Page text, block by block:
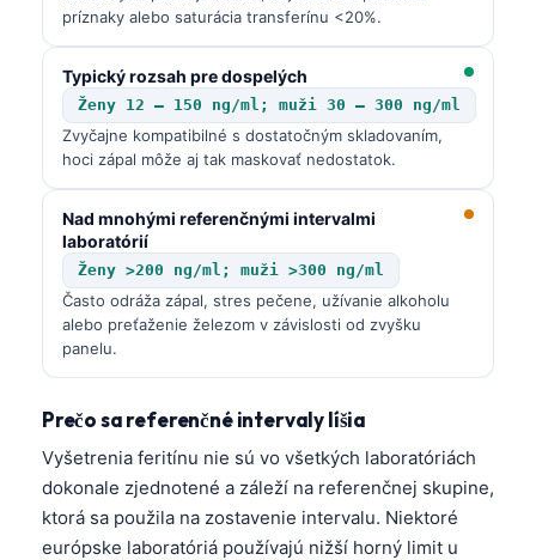
príznaky alebo saturácia transferínu <20%.
Typický rozsah pre dospelých
Ženy 12 – 150 ng/ml; muži 30 – 300 ng/ml
Zvyčajne kompatibilné s dostatočným skladovaním,
hoci zápal môže aj tak maskovať nedostatok.
Nad mnohými referenčnými intervalmi
laboratórií
Ženy >200 ng/ml; muži >300 ng/ml
Často odráža zápal, stres pečene, užívanie alkoholu
alebo preťaženie železom v závislosti od zvyšku
panelu.
Prečo sa referenčné intervaly líšia
Vyšetrenia feritínu nie sú vo všetkých laboratóriách
dokonale zjednotené a záleží na referenčnej skupine,
ktorá sa použila na zostavenie intervalu. Niektoré
európske laboratóriá používajú nižší horný limit u